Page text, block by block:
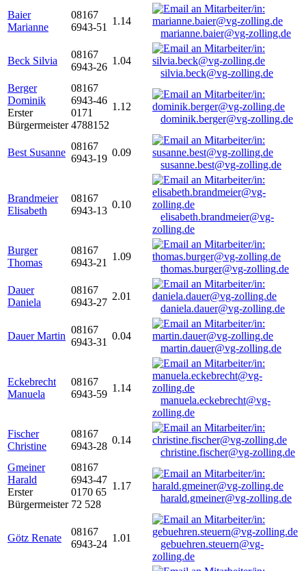
Baier
Marianne
08167
6943-51
1.14
marianne.baier@vg-zolling.de
Beck Silvia
08167
6943-26
1.04
silvia.beck@vg-zolling.de
Berger
Dominik
Erster
Bürgermeister
08167
6943-46
0171
4788152
1.12
dominik.berger@vg-zolling.de
Best Susanne
08167
6943-19
0.09
susanne.best@vg-zolling.de
Brandmeier
Elisabeth
08167
6943-13
0.10
elisabeth.brandmeier@vg-
zolling.de
Burger
Thomas
08167
6943-21
1.09
thomas.burger@vg-zolling.de
Dauer
Daniela
08167
6943-27
2.01
daniela.dauer@vg-zolling.de
Dauer Martin
08167
6943-31
0.04
martin.dauer@vg-zolling.de
Eckebrecht
Manuela
08167
6943-59
1.14
manuela.eckebrecht@vg-
zolling.de
Fischer
Christine
08167
6943-28
0.14
christine.fischer@vg-zolling.de
Gmeiner
Harald
Erster
Bürgermeister
08167
6943-47
0170 65
72 528
1.17
harald.gmeiner@vg-zolling.de
Götz Renate
08167
6943-24
1.01
gebuehren.steuern@vg-
zolling.de